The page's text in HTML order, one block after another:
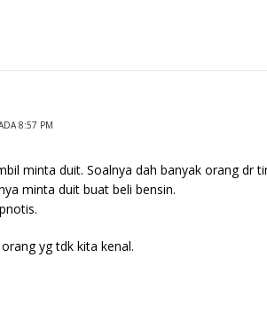
8:57 PM
minta duit. Soalnya dah banyak orang dr
minta duit buat beli bensin.
yg tdk kita kenal.